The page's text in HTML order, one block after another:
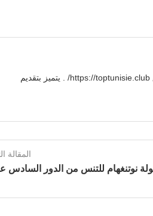
يوسف بنعلي صحفي تونسي يقدم تغطية شاملة للأخبار المحلية والدولية على موقع https://toptunisie.club/ . يتميز بتقديم
المقالة
نوتنغهام للتنس من الدور السادس